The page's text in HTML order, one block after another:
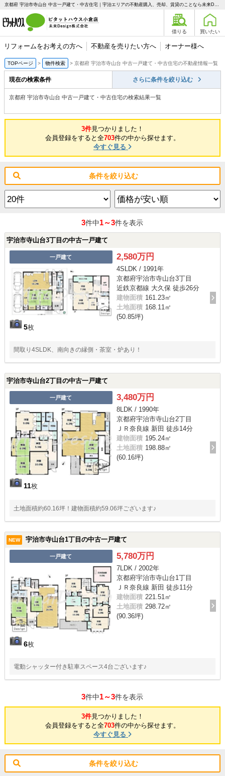
京都府 宇治市寺山台 中古一戸建て・中古住宅｜宇治エリアの不動産購入、売却、賃貸のことなら未来Designへ
借りる 買いたい
リフォームをお考えの方へ 不動産を売りたい方へ オーナー様へ
TOPページ 物件検索 京都府 宇治市寺山台 中古一戸建て・中古住宅の不動産情報一覧
現在の検索条件 さらに条件を絞り込む
京都府 宇治市寺山台 中古一戸建て・中古住宅の検索結果一覧
3件見つかりました！
会員登録をすると全703件の中から探せます。
今すぐ見る
条件を絞り込む
3件中1～3件を表示
宇治市寺山台3丁目の中古一戸建て
一戸建て
5枚
2,580万円
4SLDK / 1991年
京都府宇治市寺山台3丁目
近鉄京都線 大久保 徒歩26分
建物面積 161.23㎡
土地面積 168.11㎡
(50.85坪)
間取り4SLDK、南向きの縁側・茶室・炉あり！
宇治市寺山台2丁目の中古一戸建て
一戸建て
11枚
3,480万円
8LDK / 1990年
京都府宇治市寺山台2丁目
ＪＲ奈良線 新田 徒歩14分
建物面積 195.24㎡
土地面積 198.88㎡
(60.16坪)
土地面積約60.16坪！建物面積約59.06坪ございます♪
NEW 宇治市寺山台1丁目の中古一戸建て
一戸建て
6枚
5,780万円
7LDK / 2002年
京都府宇治市寺山台1丁目
ＪＲ奈良線 新田 徒歩11分
建物面積 221.51㎡
土地面積 298.72㎡
(90.36坪)
電動シャッター付き駐車スペース4台ございます♪
3件中1～3件を表示
3件見つかりました！
会員登録をすると全703件の中から探せます。
今すぐ見る
条件を絞り込む